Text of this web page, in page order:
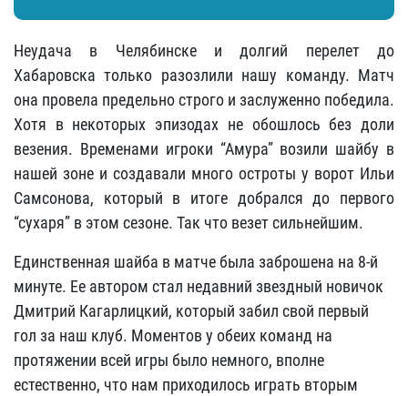
Неудача в Челябинске и долгий перелет до
Хабаровска только разозлили нашу команду. Матч
она провела предельно строго и заслуженно победила.
Хотя в некоторых эпизодах не обошлось без доли
везения. Временами игроки “Амура” возили шайбу в
нашей зоне и создавали много остроты у ворот Ильи
Самсонова, который в итоге добрался до первого
“сухаря” в этом сезоне. Так что везет сильнейшим.
Единственная шайба в матче была заброшена на 8-й
минуте. Ее автором стал недавний звездный новичок
Дмитрий Кагарлицкий, который забил свой первый
гол за наш клуб. Моментов у обеих команд на
протяжении всей игры было немного, вполне
естественно, что нам приходилось играть вторым